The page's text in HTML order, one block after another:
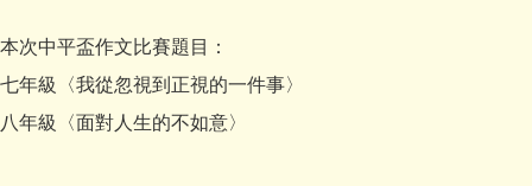
本次中平盃作文比賽題目：
七年級〈我從忽視到正視的一件事〉
八年級〈面對人生的不如意〉